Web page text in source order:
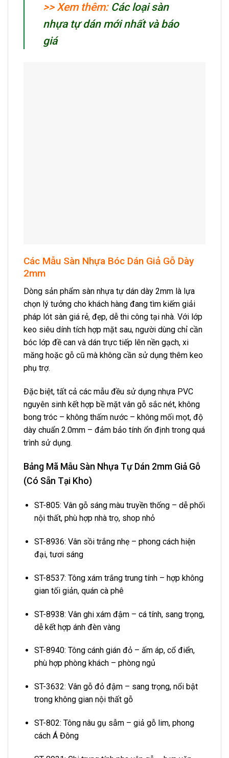
>> Xem thêm: Các loại sàn
nhựa tự dán mới nhất và báo
giá
Các Mẫu Sàn Nhựa Bóc Dán Giả Gỗ Dày
2mm
Dòng sản phẩm sàn nhựa tự dán dày 2mm là lựa
chọn lý tưởng cho khách hàng đang tìm kiếm giải
pháp lót sàn giá rẻ, đẹp, dễ thi công tại nhà. Với lớp
keo siêu dính tích hợp mặt sau, người dùng chỉ cần
bóc lớp đề can và dán trực tiếp lên nền gạch, xi
măng hoặc gỗ cũ mà không cần sử dụng thêm keo
phụ trợ.
Đặc biệt, tất cả các mẫu đều sử dụng nhựa PVC
nguyên sinh kết hợp bề mặt vân gỗ sắc nét, không
bong tróc – không thấm nước – không mối mọt, độ
dày chuẩn 2.0mm – đảm bảo tính ổn định trong quá
trình sử dụng.
Bảng Mã Mẫu Sàn Nhựa Tự Dán 2mm Giả Gỗ
(Có Sẵn Tại Kho)
ST-805: Vân gỗ sáng màu truyền thống – dễ phối
nội thất, phù hợp nhà trọ, shop nhỏ
ST-8936: Vân sồi trắng nhẹ – phong cách hiện
đại, tươi sáng
ST-8537: Tông xám trắng trung tính – hợp không
gian tối giản, quán cà phê
ST-8938: Vân ghi xám đậm – cá tính, sang trọng,
dễ kết hợp ánh đèn vàng
ST-8940: Tông cánh gián đỏ – ấm áp, cổ điển,
phù hợp phòng khách – phòng ngủ
ST-3632: Vân gỗ đỏ đậm – sang trọng, nổi bật
trong không gian nội thất gỗ
ST-802: Tông nâu gụ sẫm – giả gỗ lim, phong
cách Á Đông